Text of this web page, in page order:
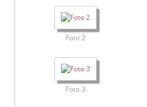
Foto 2
Foto 3